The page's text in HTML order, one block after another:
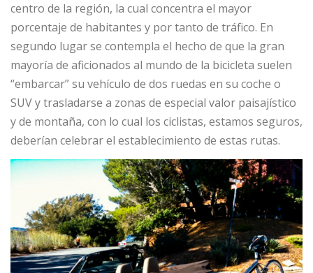
centro de la región, la cual concentra el mayor
porcentaje de habitantes y por tanto de tráfico. En
segundo lugar se contempla el hecho de que la gran
mayoría de aficionados al mundo de la bicicleta suelen
“embarcar” su vehículo de dos ruedas en su coche o
SUV y trasladarse a zonas de especial valor paisajístico
y de montaña, con lo cual los ciclistas, estamos seguros,
deberían celebrar el establecimiento de estas rutas.